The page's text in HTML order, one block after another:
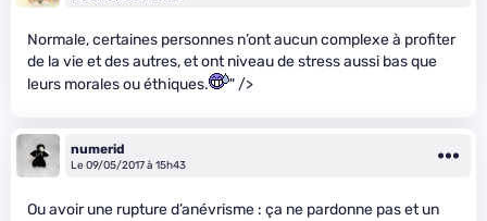
Normale, certaines personnes n’ont aucun complexe à profiter
de la vie et des autres, et ont niveau de stress aussi bas que
leurs morales ou éthiques.
" />
numerid
Le 09/05/2017 à 15h43
Ou avoir une rupture d’anévrisme : ça ne pardonne pas et un